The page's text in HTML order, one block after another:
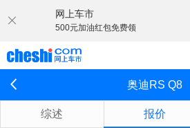
网上车市
500元加油红包免费领
奥迪RS Q8
综述 报价